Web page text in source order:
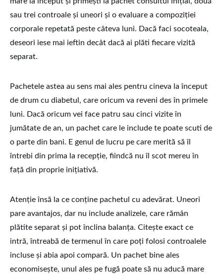
sau trei controale și uneori și o evaluare a compoziției
corporale repetată peste câteva luni. Dacă faci socoteala,
deseori iese mai ieftin decât dacă ai plăti fiecare vizită
separat.
Pachetele astea au sens mai ales pentru cineva la început
de drum cu diabetul, care oricum va reveni des în primele
luni. Dacă oricum vei face patru sau cinci vizite în
jumătate de an, un pachet care le include te poate scuti de
o parte din bani. E genul de lucru pe care merită să îl
întrebi din prima la recepție, fiindcă nu îl scot mereu în
față din proprie inițiativă.
Atenție însă la ce conține pachetul cu adevărat. Uneori
pare avantajos, dar nu include analizele, care rămân
plătite separat și pot înclina balanța. Citește exact ce
intră, întreabă de termenul în care poți folosi controalele
incluse și abia apoi compară. Un pachet bine ales
economisește, unul ales pe fugă poate să nu aducă mare